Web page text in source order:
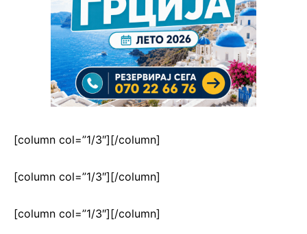
[column col=”1/3″][/column]
[column col=”1/3″][/column]
[column col=”1/3″][/column]